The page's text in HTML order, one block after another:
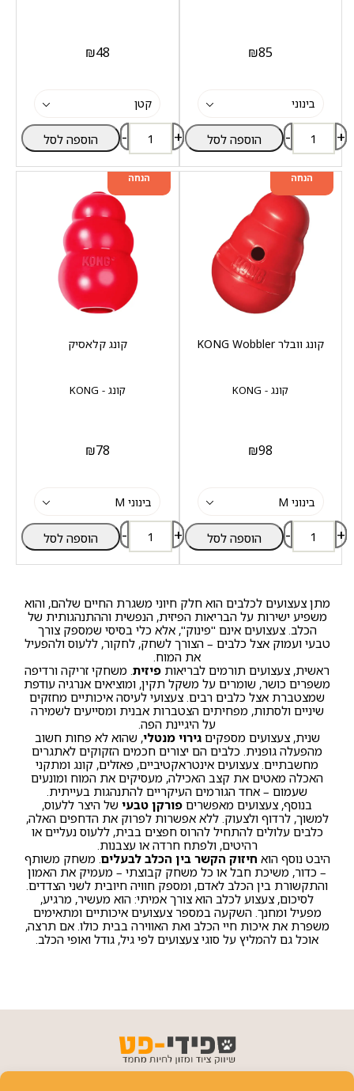
₪85
- + הוספה לסל
₪48
- + הוספה לסל
מוצר שני ב-20%
הנחה
קונג - KONG
קונג וובלר KONG Wobbler
₪98
- + הוספה לסל
מוצר שני ב-20%
הנחה
קונג - KONG
קונג קלאסיק
₪78
- + הוספה לסל
מתןצעצועים לכלבים הוא חלק חיוני משגרת החיים שלהם, והוא
משפיע ישירות על הבריאות הפיזית, הנפשית וההתנהגותית של
הכלב. צעצועים אינם "פינוק", אלא כלי בסיסי שמספק צורך
טבעי ועמוק אצל כלבים – הצורך לשחק, לחקור, ללעוס ולהפעיל
את המוח.
ראשית, צעצועים תורמים לבריאות פיזית. משחקי זריקה ורדיפה
משפרים כושר, שומרים על משקל תקין, ומוציאים אנרגיה עודפת
שמצטברת אצל כלבים רבים. צעצועי לעיסה איכותיים מחזקים
שיניים ולסתות, מפחיתים הצטברות אבנית ומסייעים לשמירה
על היגיינת הפה.
שנית, צעצועים מספקיםגירוי מנטלי, שהוא לא פחות חשוב
מהפעלה גופנית. כלבים הם יצורים חכמים הזקוקים לאתגרים
מחשבתיים. צעצועים אינטראקטיביים, פאזלים, קונג ומתקני
האכלה מאטים את קצב האכילה, מעסיקים את המוח ומונעים
שעמום – אחד הגורמים העיקריים להתנהגות בעייתית.
בנוסף, צעצועים מאפשרים פורקן טבעי של היצר ללעוס,
למשוך, לרדוף ולצעוק. ללא אפשרות לפרוק את הדחפים האלה,
כלבים עלולים להתחיל להרוס חפצים בבית, ללעוס נעליים או
רהיטים, ולפתח חרדה או עצבנות.
היבט נוסף הוא חיזוק הקשר בין הכלב לבעלים. משחק משותף
– כדור, משיכת חבל או כל משחק קבוצתי – מעמיק את האמון
והתקשורת בין הכלב לאדם, ומספק חוויה חיובית לשני הצדדים.
לסיכום, צעצוע לכלב הוא צורך אמיתי: הוא מעשיר, מרגיע,
מפעיל ומחנך. השקעה במספר צעצועים איכותיים ומתאימים
משפרת את איכות חיי הכלב ואת האווירה בבית כולו. אם תרצה,
אוכל גם להמליץ על סוגי צעצועים לפי גיל, גודל ואופי הכלב.